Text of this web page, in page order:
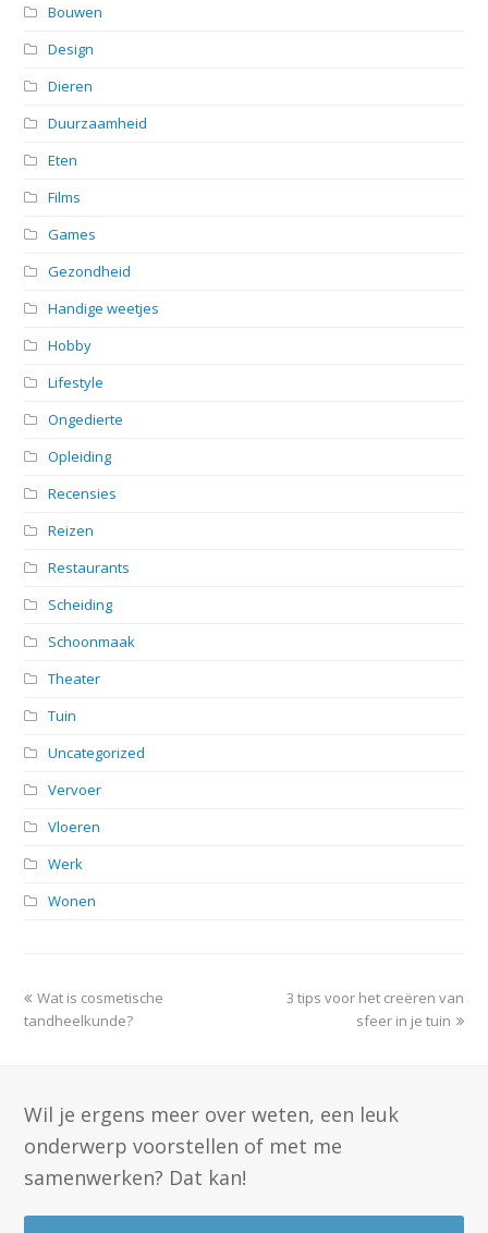
Bouwen
Design
Dieren
Duurzaamheid
Eten
Films
Games
Gezondheid
Handige weetjes
Hobby
Lifestyle
Ongedierte
Opleiding
Recensies
Reizen
Restaurants
Scheiding
Schoonmaak
Theater
Tuin
Uncategorized
Vervoer
Vloeren
Werk
Wonen
previous
post:
Wat is cosmetische
tandheelkunde?
next
3 tips voor het creëren van
sfeer in je tuin
Wil je ergens meer over weten, een leuk
onderwerp voorstellen of met me
samenwerken? Dat kan!